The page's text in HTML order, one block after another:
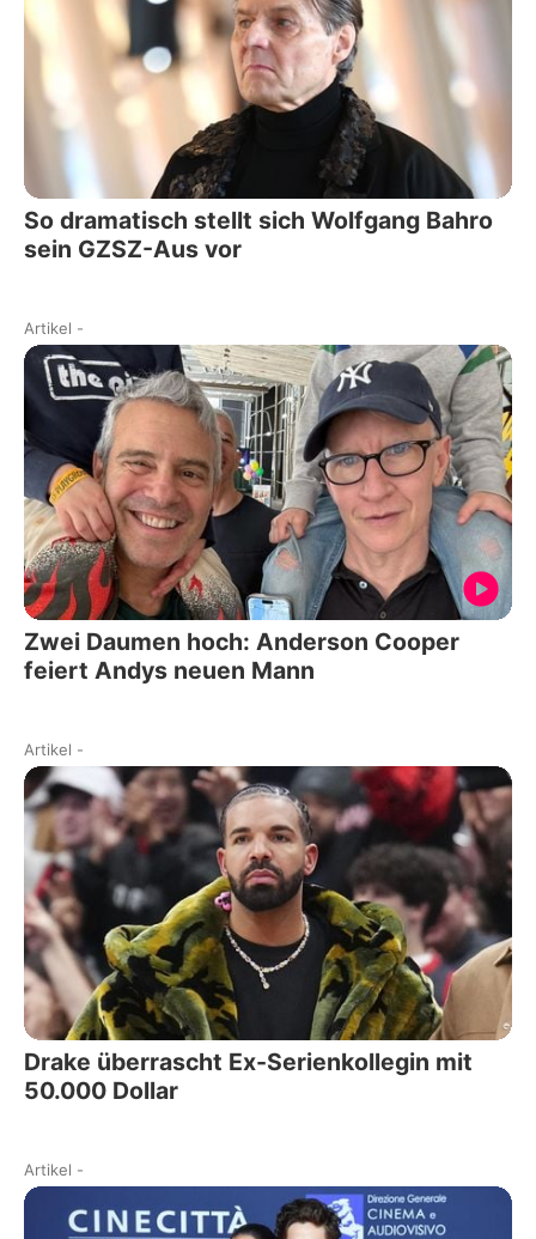
So dramatisch stellt sich Wolfgang Bahro
sein GZSZ-Aus vor
Artikel -
Zwei Daumen hoch: Anderson Cooper
feiert Andys neuen Mann
Artikel -
Drake überrascht Ex-Serienkollegin mit
50.000 Dollar
Artikel -